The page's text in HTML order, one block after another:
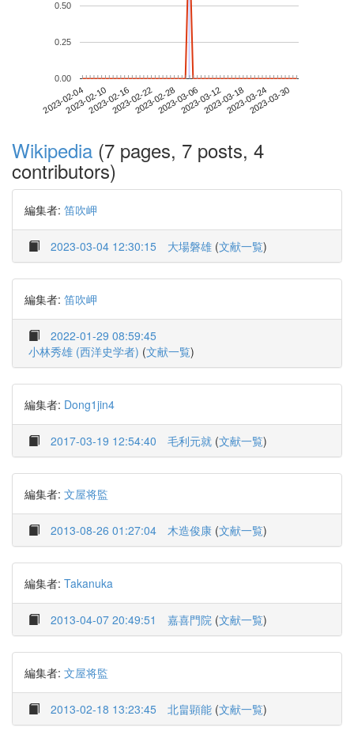
2023-02-042023-02-102023-02-162023-02-222023-02-282023-03-062023-03-122023-03-182023-03-242023-03-30
0.00
0.25
0.50
Wikipedia (7 pages, 7 posts, 4
contributors)
編集者: 笛吹岬
2023-03-04 12:30:15 大場磐雄 (文献一覧)
編集者: 笛吹岬
2022-01-29 08:59:45
小林秀雄 (西洋史学者) (文献一覧)
編集者: Dong1jin4
2017-03-19 12:54:40 毛利元就 (文献一覧)
編集者: 文屋将監
2013-08-26 01:27:04 木造俊康 (文献一覧)
編集者: Takanuka
2013-04-07 20:49:51 嘉喜門院 (文献一覧)
編集者: 文屋将監
2013-02-18 13:23:45 北畠顕能 (文献一覧)